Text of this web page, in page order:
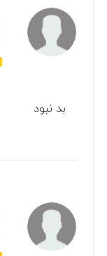
بد نبود